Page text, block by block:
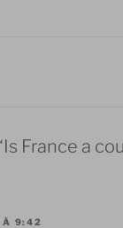
France a
9:42